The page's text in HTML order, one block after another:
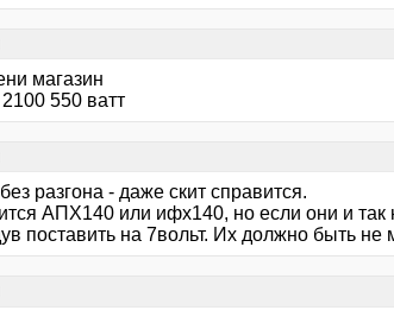
магазин
550 ватт
разгона - даже скит справится.
АПХ140 или ифх140, но если они и
поставить на 7вольт. Их должно быть